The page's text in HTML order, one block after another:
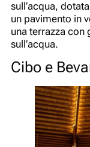
sull’acqua,
un pavimento in
una terrazza con
sull’acqua.
Cibo e